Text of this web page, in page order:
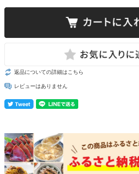
返品についての詳細はこちら
レビューはありません